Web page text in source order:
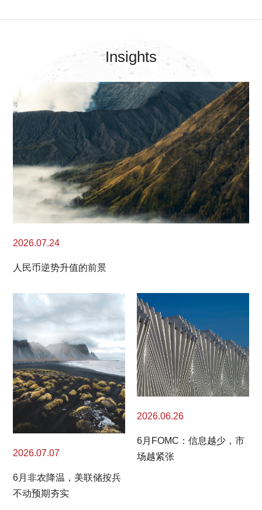
Insights
2026.07.24
人民币逆势升值的前景
2026.07.07
6月非农降温，美联储按兵
不动预期夯实
2026.06.26
6月FOMC：信息越少，市
场越紧张